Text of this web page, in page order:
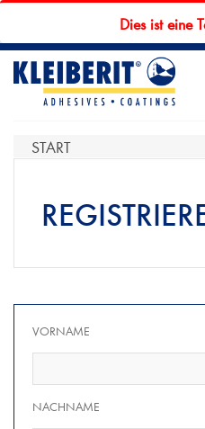
Dies ist eine
STARTSEITE
SERVICE
KONTAKTFORMULAR
HÄNDLERSUCHE
START
VORNAME
NACHNAME